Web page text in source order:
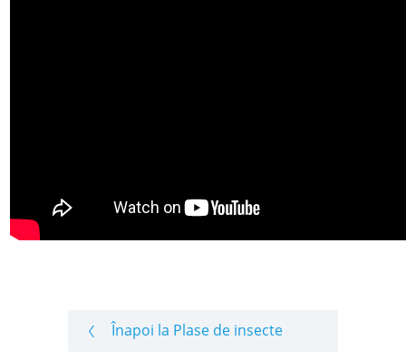
Înapoi la Plase de insecte